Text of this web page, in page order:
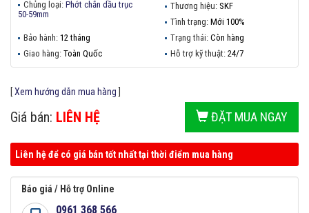
Chủng loại: Phớt chắn dầu trục
50-59mm
Thương hiệu: SKF
Tình trạng: Mới 100%
Bảo hành: 12 tháng Trạng thái: Còn hàng
Giao hàng: Toàn Quốc Hỗ trợ kỹ thuật: 24/7
[Xem hướng dẫn mua hàng
Giá bán: LIÊN HỆ ĐẶT MUA NGAY
Liên hệ để có giá bán tốt nhất tại thời điểm mua hàng
Báo giá / Hỗ trợ Online
0961 368 566